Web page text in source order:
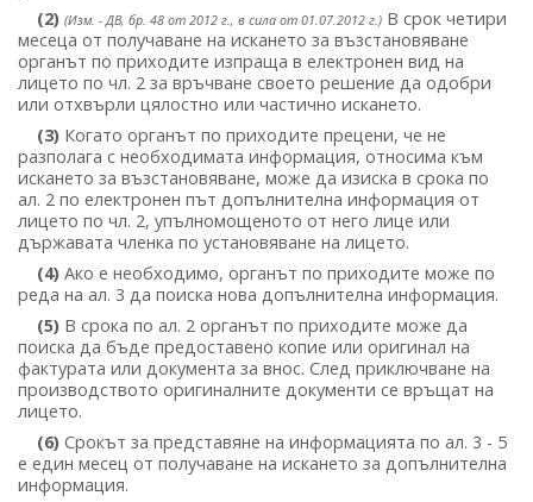
(2) (Изм. - ДВ, бр. 48 от 2012 г., в сила от 01.07.2012 г.) В срок четири
месеца от получаване на искането за възстановяване
органът по приходите изпраща в електронен вид на
лицето по чл. 2 за връчване своето решение да одобри
или отхвърли цялостно или частично искането.
(3) Когато органът по приходите прецени, че не
разполага с необходимата информация, относима към
искането за възстановяване, може да изиска в срока по
ал. 2 по електронен път допълнителна информация от
лицето по чл. 2, упълномощеното от него лице или
държавата членка по установяване на лицето.
(4) Ако е необходимо, органът по приходите може по
реда на ал. 3 да поиска нова допълнителна информация.
(5) В срока по ал. 2 органът по приходите може да
поиска да бъде предоставено копие или оригинал на
фактурата или документа за внос. След приключване на
производството оригиналните документи се връщат на
лицето.
(6) Срокът за представяне на информацията по ал. 3 - 5
е един месец от получаване на искането за допълнителна
информация.